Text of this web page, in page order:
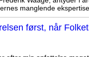
manglende
først, når